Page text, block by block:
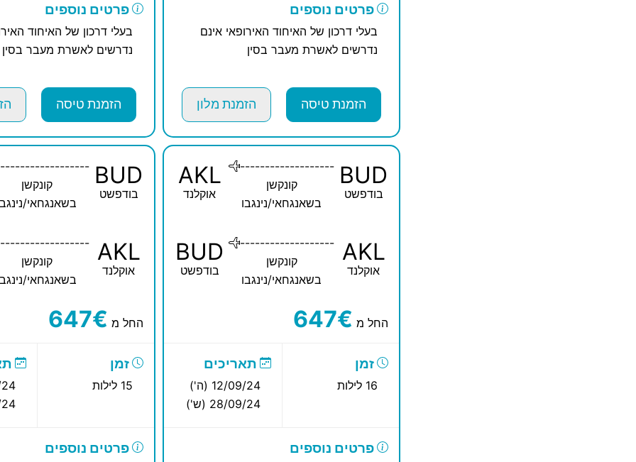
פרטים נוספים
בעלי דרכון של האיחוד האירופאי אינם
נדרשים לאשרת מעבר בסין
הזמנת טיסה הזמנת מלון
פרטים נוספים
בעלי דרכון של האיחוד
נדרשים לאשרת מעבר בסין
הזמנת טיסה
BUD
בודפשט
-------------------
קונקשן
בשאנגחאי/נינגבו
AKL
אוקלנד
AKL
אוקלנד
-------------------
קונקשן
בשאנגחאי/נינגבו
BUD
בודפשט
החל מ 647€
זמן
16 לילות
תאריכים
12/09/24 (ה')
28/09/24 (ש')
פרטים נוספים
BUD
בודפשט
קונקשן
בשאנגחאי/
AKL
אוקלנד
קונקשן
בשאנגחאי/
החל מ 647€
זמן
15 לילות
16/
01/
פרטים נוספים